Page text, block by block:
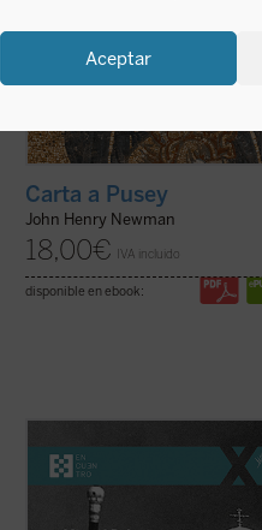
Aceptar
Carta a Pusey
John Henry Newman
18,00€ IVA incluido
disponible en ebook:
Tíjon de Moscú fue elegido
1917, en los días de la revolución
mandato no duró ni ocho años.
en 1925, a los sesenta años, casi